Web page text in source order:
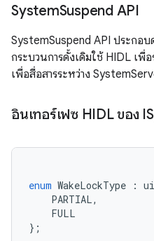
SystemSuspend API
SystemSuspend API ประกอบ
กระบวนการดั้งเดิมใช้ HIDL เ
เพื่อสื่อสารระหว่าง
อินเทอร์เฟซ HIDL ของ
enum WakeLockType :
PARTIAL,
FULL
};